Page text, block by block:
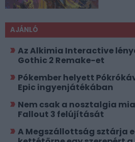
AJÁNLÓ
Az Alkimia Interactive
Gothic 2 Remake-et
Pókember helyett
Epic ingyenjátékában
Nem csak a nosztalgia
Fallout 3 felújítását
A Megszállottság sztárja